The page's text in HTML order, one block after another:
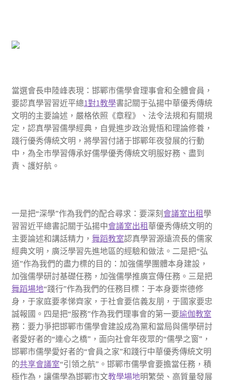
當選會長申陸峰表現：邯鄲市儒學會理事會和全體會員，
要認真學習習近平總1對1教學書記關于弘揚中華優秀傳統
文明的主要論述，嚴格依照《章程》、法令法規和有關規
定，認真學習儒學經典，自覺進步政治覺悟和理論修養，
踐行優秀傳統文明，將學習付諸于邯鄲年夜發展的行動
中，為全市學習傳承好儒學優秀傳統文明服好務、盡到
責、護好航。
一是把“深學”作為我們的配合尋求：要深刻 會議室出租 學
習習近平總書記關于弘揚中會議室出租華優秀傳統文明的
主要論述和講話精力， 舞蹈教室認真學習源遠流長的儒家
經典文明，廣泛學習先進地區的經驗和做法。二是把“弘
道”作為我們的盡力標的目的：加強儒學團體本身建設，
加強儒學研討基礎任務，加強儒學推廣宣傳任務。三是把
舞蹈場地“踐行”作為我們的任務目標：于本身要崇德修
身，于家庭要孝悌齊家，于社會要信義友朋，于國家要忠
誠報國。四是把“服務”作為我們理事會的第一要瑜伽教室
務：要力爭把邯鄲市儒學會建設成為黨和當局與儒學研討
者愛好者的“連心之橋”，面向社會年夜眾的“儒學之窗”，
邯鄲市儒學愛好者的“會員之家”和踐行中華優秀傳統文明
的共享會議室“引領之航”。邯鄲市儒學會要擔當任務，積
極作為，讓儒學為邯鄲市文教學場地明繁榮、高質量發展